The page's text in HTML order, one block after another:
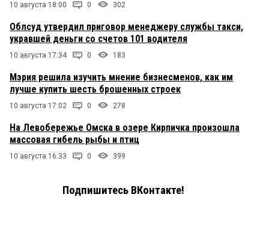
10 августа 18:00 0 302
Облсуд утвердил приговор менеджеру службы такси,
укравшей деньги со счетов 101 водителя
10 августа 17:34 0 183
Мэрия решила изучить мнение бизнесменов, как им
лучше купить шесть брошенных строек
10 августа 17:02 0 278
На Левобережье Омска в озере Кирпичка произошла
массовая гибель рыбы и птиц
10 августа 16:33 0 399
Подпишитесь ВКонтакте!